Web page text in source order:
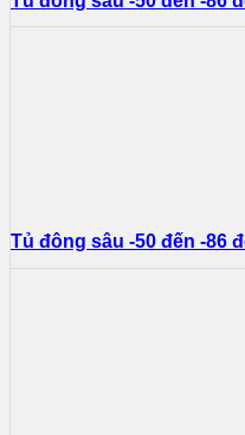
Tủ đông sâu -50 đến -86